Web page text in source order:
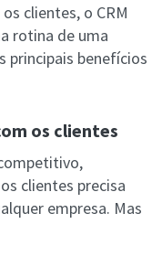
clientes, o CRM
rotina de uma
principais benefícios
os clientes
clientes precisa
empresa. Mas